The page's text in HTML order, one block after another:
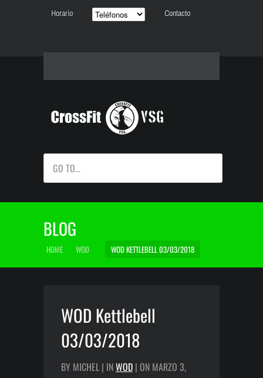
Horario Contacto
GO TO...
BLOG
HOME WOD WOD KETTLEBELL 03/03/2018
WOD Kettlebell
03/03/2018
BY MICHEL | INWOD | ON MARZO 3,